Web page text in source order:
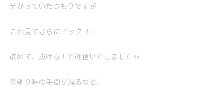
分かっていたつもりですが
これ見てさらにビックリ‼️
改めて、抜ける！と確信いたしました☺️
髭剃り時の手間が減るなど、